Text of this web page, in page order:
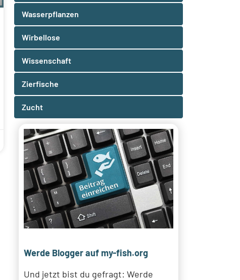
Wasserpflanzen
Wirbellose
Wissenschaft
Zierfische
Zucht
Werde Blogger auf my-fish.org
Und jetzt bist du gefragt: Werde